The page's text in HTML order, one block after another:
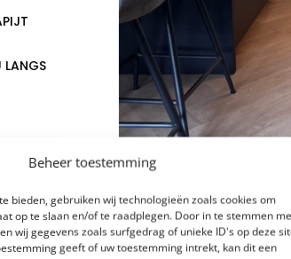
Beheer toestemming
bieden, gebruiken wij technologieën zoals cookies om
op te slaan en/of te raadplegen. Door in te stemmen
wij gegevens zoals surfgedrag of unieke ID's op deze
geeft of uw toestemming intrekt, kan dit een
LANGS